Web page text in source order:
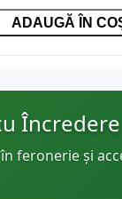
ADAUGĂ ÎN
feronerie și